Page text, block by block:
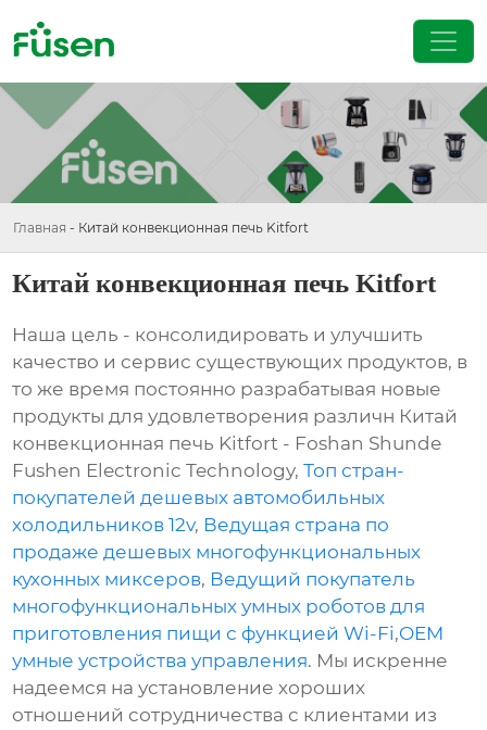
Главная - Китай конвекционная печь Kitfort
Китай конвекционная печь Kitfort
Наша цель - консолидировать и улучшить
качество и сервис существующих продуктов, в
то же время постоянно разрабатывая новые
продукты для удовлетворения различн Китай
конвекционная печь Kitfort - Foshan Shunde
Fushen Electronic Technology,Топ стран-
покупателей дешевых автомобильных
холодильников 12v, Ведущая страна по
продаже дешевых многофункциональных
кухонных миксеров, Ведущий покупатель
многофункциональных умных роботов для
приготовления пищи с функцией Wi-Fi,OEM
умные устройства управления. Мы искренне
надеемся на установление хороших
отношений сотрудничества с клиентами из